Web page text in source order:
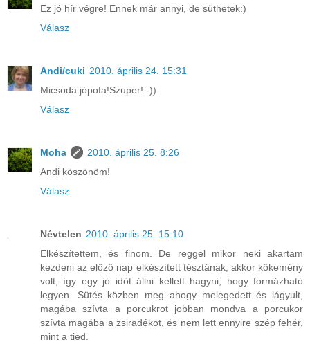
Ez jó hír végre! Ennek már annyi, de süthetek:)
Válasz
Andi/cuki 2010. április 24. 15:31
Micsoda jópofa!Szuper!:-))
Válasz
Moha
2010. április 25. 8:26
Andi köszönöm!
Válasz
Névtelen 2010. április 25. 15:10
Elkészítettem, és finom. De reggel mikor neki akartam
kezdeni az előző nap elkészített tésztának, akkor kőkemény
volt, így egy jó időt állni kellett hagyni, hogy formázható
legyen. Sütés közben meg ahogy melegedett és lágyult,
magába szívta a porcukrot jobban mondva a porcukor
szívta magába a zsiradékot, és nem lett ennyire szép fehér,
mint a tied.